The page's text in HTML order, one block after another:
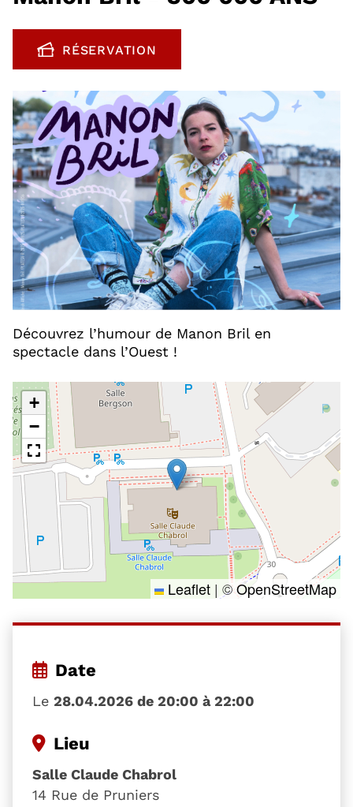
RÉSERVATION
, OUVRE UNE NOUVELLE FENÊTRE
Découvrez l’humour de Manon Bril en
spectacle dans l’Ouest !
+
−
Leaflet | ©OpenStreetMap
Date
Le 28.04.2026 de 20:00 à 22:00
Lieu
Salle Claude Chabrol
14 Rue de Pruniers